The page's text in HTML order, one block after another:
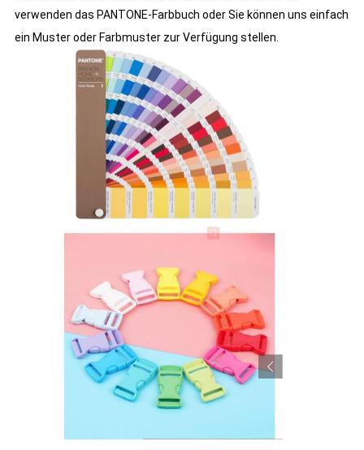
verwenden das PANTONE-Farbbuch oder Sie können uns einfach
ein Muster oder Farbmuster zur Verfügung stellen.